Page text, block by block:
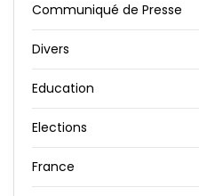
Communiqué de Presse
Divers
Education
Elections
France